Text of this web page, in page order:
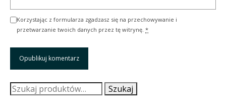
Korzystając z formularza zgadzasz się na przechowywanie i
przetwarzanie twoich danych przez tę witrynę. *
Szukaj: Szukaj